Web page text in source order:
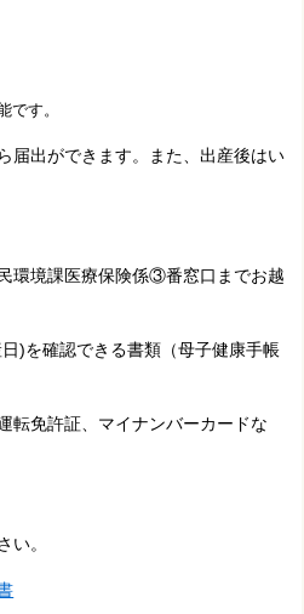
です。
出ができます。また、出産後はい
環境課医療保険係③番窓口までお越
)を確認できる書類（母子健康手帳
転免許証、マイナンバーカードな
い。